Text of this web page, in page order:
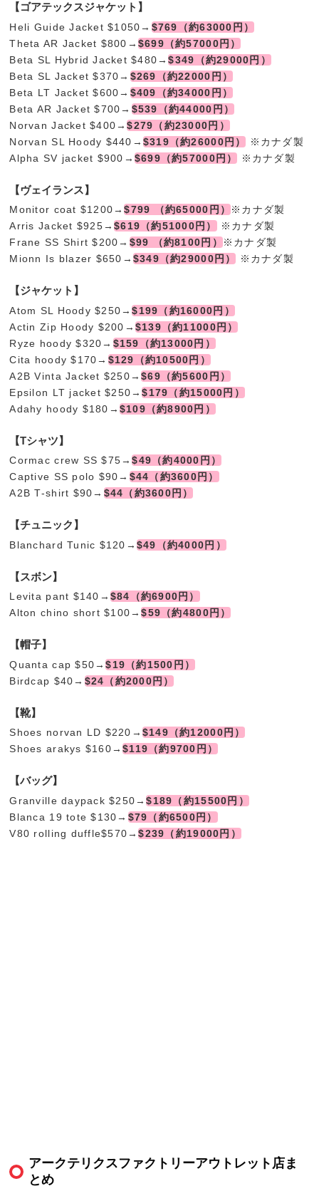
【ゴアテックスジャケット】
Heli Guide Jacket $1050→ $769（約63000円）
Theta AR Jacket $800→ $699（約57000円）
Beta SL Hybrid Jacket $480→$349（約29000円）
Beta SL Jacket $370→ $269（約22000円）
Beta LT Jacket $600→ $409（約34000円）
Beta AR Jacket $700→ $539（約44000円）
Norvan Jacket $400→$279（約23000円）
Norvan SL Hoody $440→ $319（約26000円） ※カナダ製
Alpha SV jacket $900→ $699（約57000円） ※カナダ製
【ヴェイランス】
Monitor coat $1200→$799 （約65000円）
※カナダ製
Arris Jacket $925→$619（約51000円）
※カナダ製
Frane SS Shirt $200→ $99 （約8100円）
※カナダ製
Mionn Is blazer $650→ $349（約29000円） ※カナダ製
【ジャケット】
Atom SL Hoody $250→$199（約16000円）
Actin Zip Hoody $200→ $139（約11000円）
Ryze hoody $320→ $159（約13000円）
Cita hoody $170→ $129（約10500円）
A2B Vinta Jacket $250→$69（約5600円）
Epsilon LT jacket $250→$179（約15000円）
Adahy hoody $180→ $109（約8900円）
【Tシャツ】
Cormac crew SS $75→$49（約4000円）
Captive SS polo $90→ $44（約3600円）
A2B T-shirt $90→ $44（約3600円）
【チュニック】
Blanchard Tunic $120→ $49（約4000円）
【スボン】
Levita pant $140→ $84（約6900円）
Alton chino short $100→$59（約4800円）
【帽子】
Quanta cap $50→$19（約1500円）
Birdcap $40→ $24（約2000円）
【靴】
Shoes norvan LD $220→ $149（約12000円）
Shoes arakys $160→$119（約9700円）
【バッグ】
Granville daypack $250→$189（約15500円）
Blanca 19 tote $130→ $79（約6500円）
V80 rolling duffle$570→$239（約19000円）
アークテリクスファクトリーアウトレット店ま
とめ